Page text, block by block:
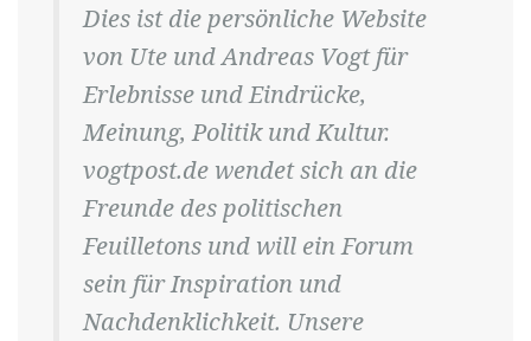
Dies ist die persönliche Website
von Ute und Andreas Vogt für
Erlebnisse und Eindrücke,
Meinung, Politik und Kultur.
vogtpost.de wendet sich an die
Freunde des politischen
Feuilletons und will ein Forum
sein für Inspiration und
Nachdenklichkeit. Unsere